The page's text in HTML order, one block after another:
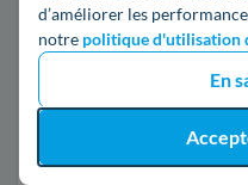
d’améliorer les
notre politique d'utilisation
En